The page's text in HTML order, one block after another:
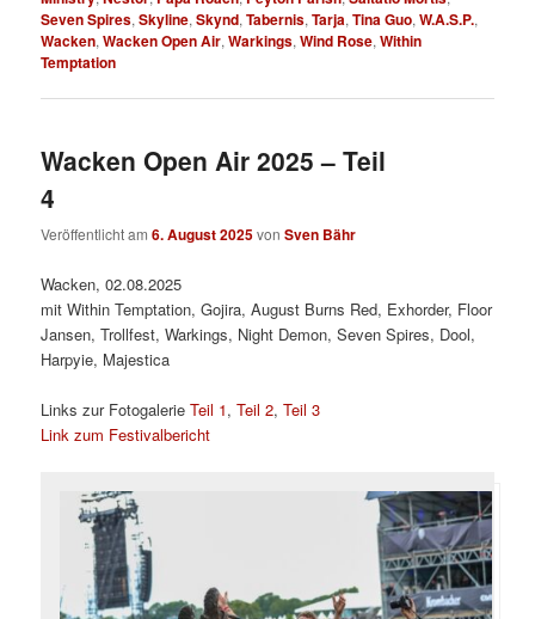
Seven Spires,Skyline,Skynd,Tabernis,Tarja,Tina Guo,W.A.S.P.,
Wacken,Wacken Open Air,Warkings,Wind Rose,Within
Temptation
Wacken Open Air 2025 – Teil
4
Veröffentlicht am6. August 2025vonSven Bähr
Wacken, 02.08.2025
mit Within Temptation, Gojira, August Burns Red, Exhorder, Floor
Jansen, Trollfest, Warkings, Night Demon, Seven Spires, Dool,
Harpyie, Majestica
Links zur FotogalerieTeil 1,Teil 2,Teil 3
Link zum Festivalbericht